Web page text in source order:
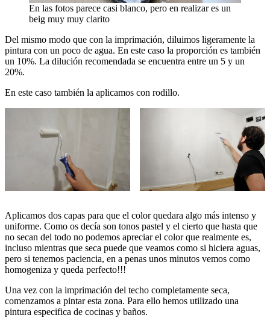
En las fotos parece casi blanco, pero en realizar es un
beig muy muy clarito
Del mismo modo que con la imprimación, diluimos ligeramente la
pintura con un poco de agua. En este caso la proporción es también
un 10%. La dilución recomendada se encuentra entre un 5 y un
20%.
En este caso también la aplicamos con rodillo.
Aplicamos dos capas para que el color quedara algo más intenso y
uniforme. Como os decía son tonos pastel y el cierto que hasta que
no secan del todo no podemos apreciar el color que realmente es,
incluso mientras que seca puede que veamos como si hiciera aguas,
pero si tenemos paciencia, en a penas unos minutos vemos como
homogeniza y queda perfecto!!!
Una vez con la imprimación del techo completamente seca,
comenzamos a pintar esta zona. Para ello hemos utilizado una
pintura especifica de cocinas y baños.